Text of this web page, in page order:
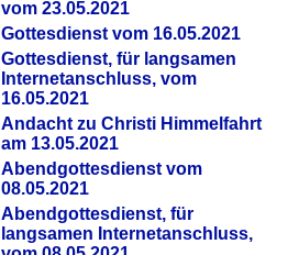
vom 23.05.2021
Gottesdienst vom 16.05.2021
Gottesdienst, für langsamen
Internetanschluss, vom
16.05.2021
Andacht zu Christi Himmelfahrt
am 13.05.2021
Abendgottesdienst vom
08.05.2021
Abendgottesdienst, für
langsamen Internetanschluss,